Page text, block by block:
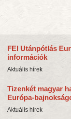
FEI Utánpótlás
információk
Aktuális hírek
Tizenkét magyar
Európa-
Aktuális hírek